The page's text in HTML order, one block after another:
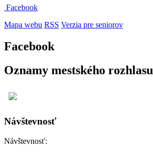
Facebook
Mapa webu RSS Verzia pre seniorov
Facebook
Oznamy mestského rozhlasu
Návštevnosť
Návštevnosť: